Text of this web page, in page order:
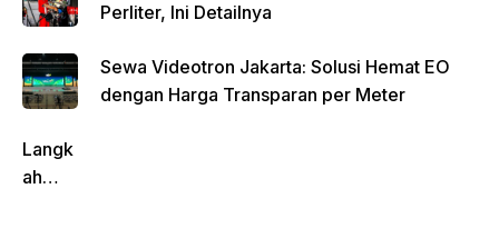
Perliter, Ini Detailnya
Sewa Videotron Jakarta: Solusi Hemat EO
dengan Harga Transparan per Meter
Langk
ah